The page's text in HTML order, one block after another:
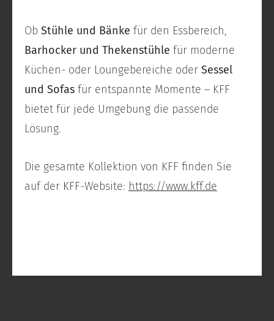
Ob Stühle und Bänke für den Essbereich,
Barhocker und Thekenstühle für moderne
Küchen- oder Loungebereiche oder Sessel
und Sofas für entspannte Momente – KFF
bietet für jede Umgebung die passende
Lösung.
Die gesamte Kollektion von KFF finden Sie
auf der KFF-Website: https://www.kff.de